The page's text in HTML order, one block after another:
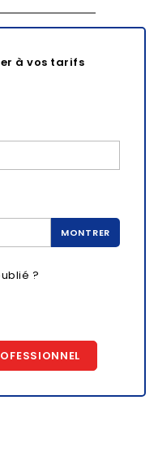
à vos tarifs
MONTRER
?